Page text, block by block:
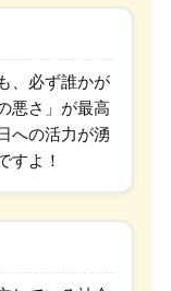
、必ず誰かが
悪さ」が最高
への活力が湧
すよ！